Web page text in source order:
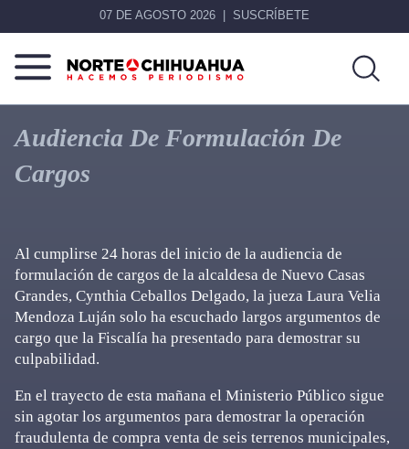
07 DE AGOSTO 2026 SUSCRÍBETE
Norte
De
Chihuahua
Más
que
noticias,
hacemos periodismo
Audiencia De Formulación De
Cargos
Al cumplirse 24 horas del inicio de la audiencia de
formulación de cargos de la alcaldesa de Nuevo Casas
Grandes, Cynthia Ceballos Delgado, la jueza Laura Velia
Mendoza Luján solo ha escuchado largos argumentos de
cargo que la Fiscalía ha presentado para demostrar su
culpabilidad.
En el trayecto de esta mañana el Ministerio Público sigue
sin agotar los argumentos para demostrar la operación
fraudulenta de compra venta de seis terrenos municipales,